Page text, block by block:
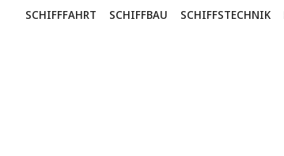
SCHIFFFAHRT SCHIFFBAU SCHIFFSTECHNIK